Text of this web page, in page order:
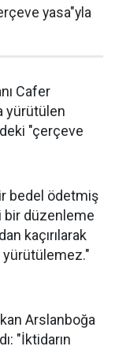
yasa"yla
Cafer
yürütülen
"çerçeve
bedel ödetmiş
bir düzenleme
kaçırılarak
yürütülemez."
Arslanboğa
"İktidarın